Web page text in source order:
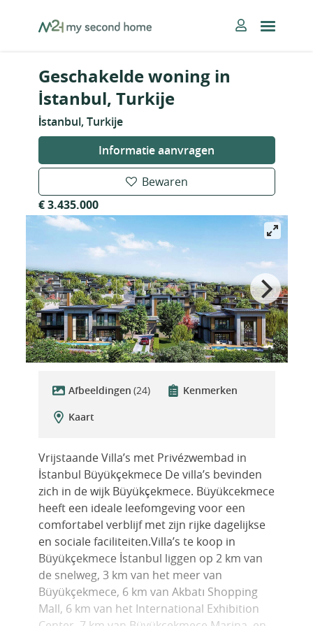
MySecondHome
Geschakelde woning in
İstanbul, Turkije
İstanbul, Turkije
Informatie aanvragen
Bewaren
€ 3.435.000
Afbeeldingen (24)
Kenmerken
Kaart
Vrijstaande Villa’s met Privézwembad in
İstanbul Büyükçekmece De villa’s bevinden
zich in de wijk Büyükçekmece. Büyükcekmece
heeft een ideale leefomgeving voor een
comfortabel verblijf met zijn rijke dagelijkse
en sociale faciliteiten.Villa’s te koop in
Büyükçekmece İstanbul liggen op 2 km van
de snelweg, 3 km van het meer van
Büyükçekmece, 6 km van Akbatı Shopping
Mall, 6 km van het International Exhibition